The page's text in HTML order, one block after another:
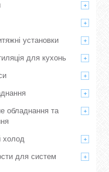
установки
для кухонь
обладнання та
холод
для систем